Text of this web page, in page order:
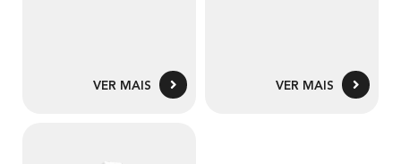
VER MAIS VER MAIS